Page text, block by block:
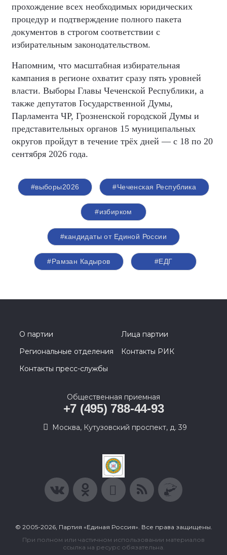
прохождение всех необходимых юридических
процедур и подтверждение полного пакета
документов в строгом соответствии с
избирательным законодательством.
Напомним, что масштабная избирательная
кампания в регионе охватит сразу пять уровней
власти. Выборы Главы Чеченской Республики, а
также депутатов Государственной Думы,
Парламента ЧР, Грозненской городской Думы и
представительных органов 15 муниципальных
округов пройдут в течение трёх дней — с 18 по 20
сентября 2026 года.
#выборы2026 #Чеченская Республика
#избирком
#кандидаты от Единой России
#Рамзан Кадыров #ЕДГ
О партии
Лица партии
Региональные отделения
Контакты РИК
Контакты пресс-службы
Общественная приемная
+7 (495) 788-44-93
Москва, Кутузовский проспект, д. 39
© 2005-2026, Партия «Единая Россия». Все права защищены.
При полном или частичном использовании материалов
ссылка на ресурс обязательна.